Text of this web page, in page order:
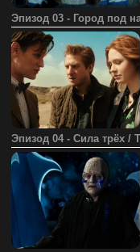
Эпизод 03 - Город под
Эпизод 04 - Сила трёх /